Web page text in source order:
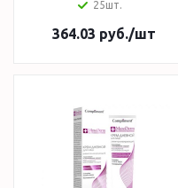
25шт.
364.03 руб./шт